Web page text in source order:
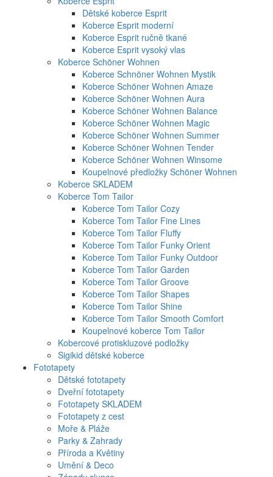
Dětské koberce Esprit
Koberce Esprit moderní
Koberce Esprit ručně tkané
Koberce Esprit vysoký vlas
Koberce Schöner Wohnen
Koberce Schnöner Wohnen Mystik
Koberce Schöner Wohnen Amaze
Koberce Schöner Wohnen Aura
Koberce Schöner Wohnen Balance
Koberce Schöner Wohnen Magic
Koberce Schöner Wohnen Summer
Koberce Schöner Wohnen Tender
Koberce Schöner Wohnen Winsome
Koupelnové předložky Schöner Wohnen
Koberce SKLADEM
Koberce Tom Tailor
Koberce Tom Tailor Cozy
Koberce Tom Tailor Fine Lines
Koberce Tom Tailor Fluffy
Koberce Tom Tailor Funky Orient
Koberce Tom Tailor Funky Outdoor
Koberce Tom Tailor Garden
Koberce Tom Tailor Groove
Koberce Tom Tailor Shapes
Koberce Tom Tailor Shine
Koberce Tom Tailor Smooth Comfort
Koupelnové koberce Tom Tailor
Kobercové protiskluzové podložky
Sigikid dětské koberce
Fototapety
Dětské fototapety
Dveřní fototapety
Fototapety SKLADEM
Fototapety z cest
Moře & Pláže
Parky & Zahrady
Příroda a Květiny
Umění & Deco